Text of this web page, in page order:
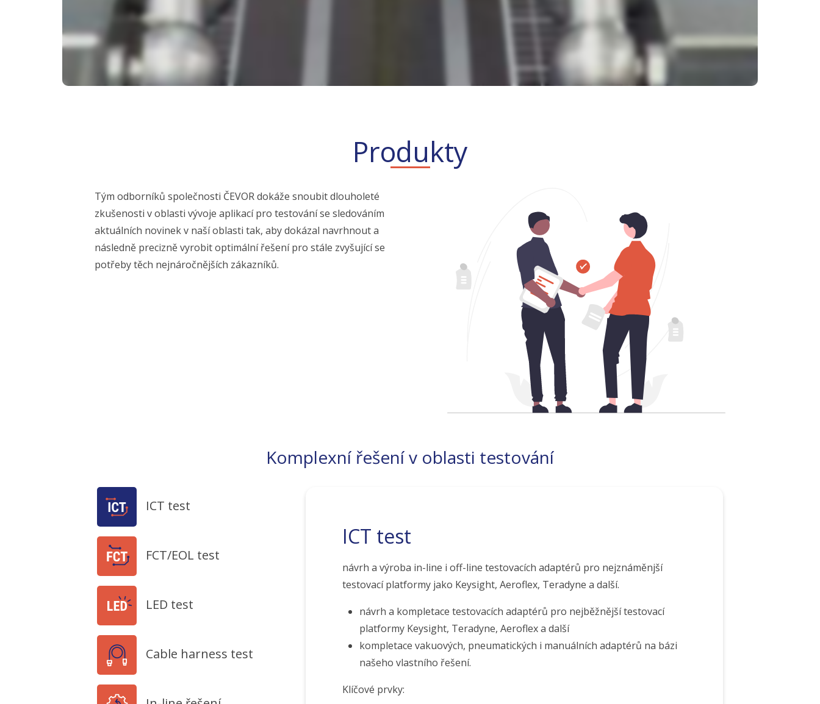
Produkty
Tým odborníků společnosti ČEVOR dokáže snoubit dlouholeté
zkušenosti v oblasti vývoje aplikací pro testování se sledováním
aktuálních novinek v naší oblasti tak, aby dokázal navrhnout a
následně precizně vyrobit optimální řešení pro stále zvyšující se
potřeby těch nejnáročnějších zákazníků.
Komplexní řešení v oblasti testování
ICT test
FCT/EOL test
LED test
Cable harness test
ICT test
návrh a výroba in-line i off-line testovacích adaptérů pro nejznáměnjší
testovací platformy jako Keysight, Aeroflex, Teradyne a další.
návrh a kompletace testovacích adaptérů pro nejběžnější testovací
platformy Keysight, Teradyne, Aeroflex a další
kompletace vakuových, pneumatických i manuálních adaptérů na bázi
našeho vlastního řešení.
Klíčové prvky: